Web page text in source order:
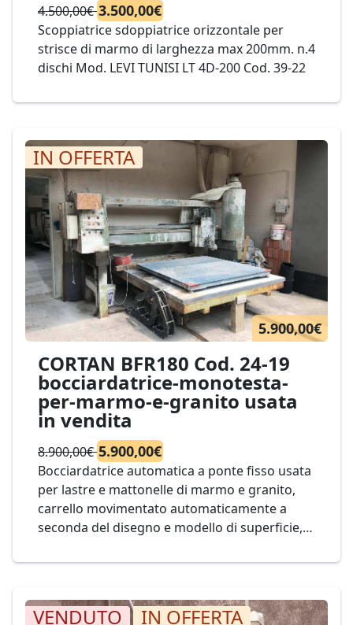
4.500,00€3.500,00€
Scoppiatrice sdoppiatrice orizzontale per
strisce di marmo di larghezza max 200mm. n.4
dischi Mod. LEVI TUNISI LT 4D-200 Cod. 39-22
IN OFFERTA
5.900,00€
CORTAN BFR180 Cod. 24-19
bocciardatrice-monotesta-
per-marmo-e-granito usata
in vendita
8.900,00€5.900,00€
Bocciardatrice automatica a ponte fisso usata
per lastre e mattonelle di marmo e granito,
carrello movimentato automaticamente a
seconda del disegno e modello di superficie,
preselezionare differenti cicli di lavoro e il
Impianto per il trattamento superficiale
VENDUTO IN OFFERTA